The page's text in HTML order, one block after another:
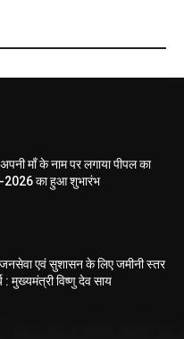
माँ के नाम पर लगाया पीपल का
2026 का हुआ शुभारंभ
जनसेवा एवं सुशासन के लिए जमीनी स्तर
: मुख्यमंत्री विष्णु देव साय